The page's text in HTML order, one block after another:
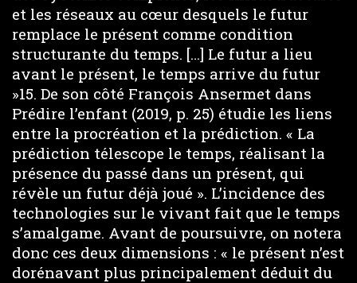
et les réseaux au cœur desquels le futur
remplace le présent comme condition
structurante du temps. […] Le futur a lieu
avant le présent, le temps arrive du futur
»15. De son côté François Ansermet dans
Prédire l’enfant (2019, p. 25) étudie les liens
entre la procréation et la prédiction. « La
prédiction télescope le temps, réalisant la
présence du passé dans un présent, qui
révèle un futur déjà joué ». L’incidence des
technologies sur le vivant fait que le temps
s’amalgame. Avant de poursuivre, on notera
donc ces deux dimensions : « le présent n’est
dorénavant plus principalement déduit du